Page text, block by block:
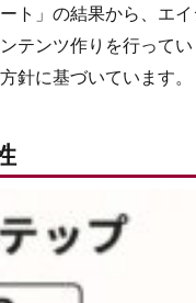
ト」の結果から、エ
テンツ作りを行って
針に基づいています。